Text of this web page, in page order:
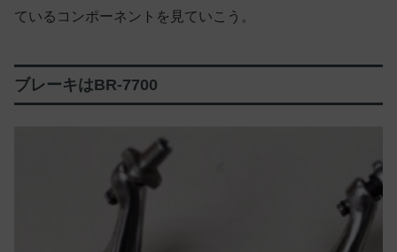
ているコンポーネントを見ていこう。
ブレーキはBR-7700